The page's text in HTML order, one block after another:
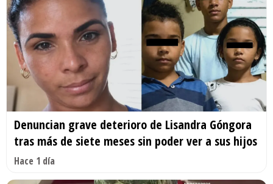
Denuncian grave deterioro de Lisandra Góngora
tras más de siete meses sin poder ver a sus hijos
Hace 1 día